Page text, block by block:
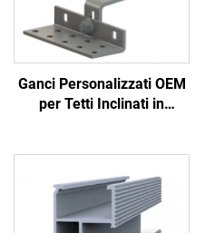
Ganci Personalizzati OEM
per Tetti Inclinati in